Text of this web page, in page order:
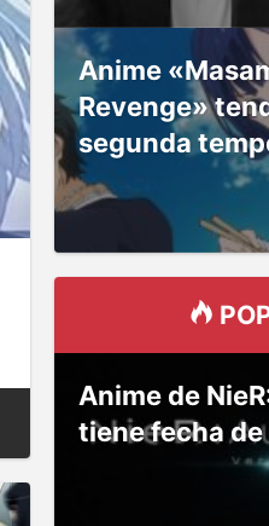
Anime
Revenge»
segunda
Anime de
tiene fecha